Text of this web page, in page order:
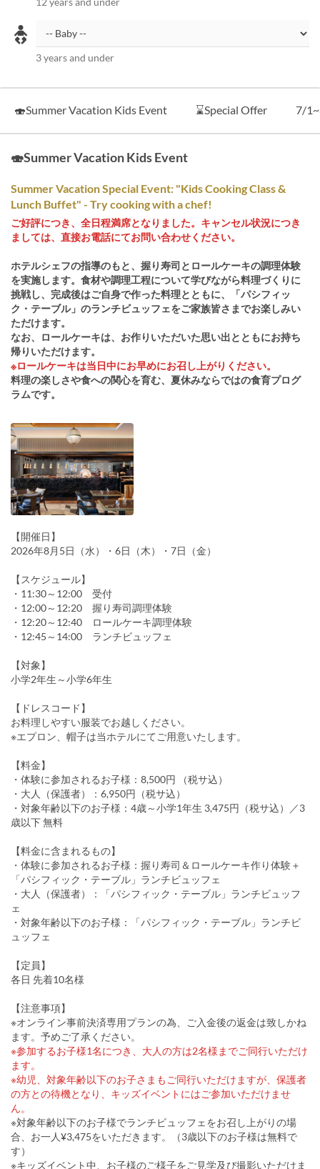
3 years and under
🍣Summer Vacation Kids Event ⌛Special Offer 7/
🍣Summer Vacation Kids Event
Summer Vacation Special Event: "Kids Cooking Class &
Lunch Buffet" - Try cooking with a chef!
ご好評につき、全日程満席となりました。キャンセル状況につき
ましては、直接お電話にてお問い合わせください。
ホテルシェフの指導のもと、握り寿司とロールケーキの調理体験
を実施します。食材や調理工程について学びながら料理づくりに
挑戦し、完成後はご自身で作った料理とともに、「パシフィッ
ク・テーブル」のランチビュッフェをご家族皆さまでお楽しみい
ただけます。
なお、ロールケーキは、お作りいただいた思い出とともにお持ち
帰りいただけます。
※ロールケーキは当日中にお早めにお召し上がりください。
料理の楽しさや食への関心を育む、夏休みならではの食育プログ
ラムです。
【開催日】
2026年8月5日（水）・6日（木）・7日（金）
【スケジュール】
・11:30～12:00 受付
・12:00～12:20 握り寿司調理体験
・12:20～12:40 ロールケーキ調理体験
・12:45～14:00 ランチビュッフェ
【対象】
小学2年生～小学6年生
【ドレスコード】
お料理しやすい服装でお越しください。
※エプロン、帽子は当ホテルにてご用意いたします。
【料金】
・体験に参加されるお子様：8,500円 （税サ込）
・大人（保護者）：6,950円（税サ込）
・対象年齢以下のお子様：4歳～小学1年生 3,475円（税サ込）／3
歳以下 無料
【料金に含まれるもの】
・体験に参加されるお子様：握り寿司＆ロールケーキ作り体験＋
「パシフィック・テーブル」ランチビュッフェ
・大人（保護者）：「パシフィック・テーブル」ランチビュッフ
ェ
・対象年齢以下のお子様：「パシフィック・テーブル」ランチビ
ュッフェ
【定員】
各日 先着10名様
【注意事項】
※オンライン事前決済専用プランの為、ご入金後の返金は致しかね
ます。予めご了承ください。
※参加するお子様1名につき、大人の方は2名様までご同行いただけ
ます。
※幼児、対象年齢以下のお子さまもご同行いただけますが、保護者
の方との待機となり、キッズイベントにはご参加いただけませ
ん。
※対象年齢以下のお子様でランチビュッフェをお召し上がりの場
合、お一人¥3,475をいただきます。（3歳以下のお子様は無料で
す）
※キッズイベント中、お子様のご様子をご見学及び撮影いただけま